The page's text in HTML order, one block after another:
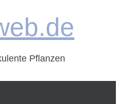
Pflanzen